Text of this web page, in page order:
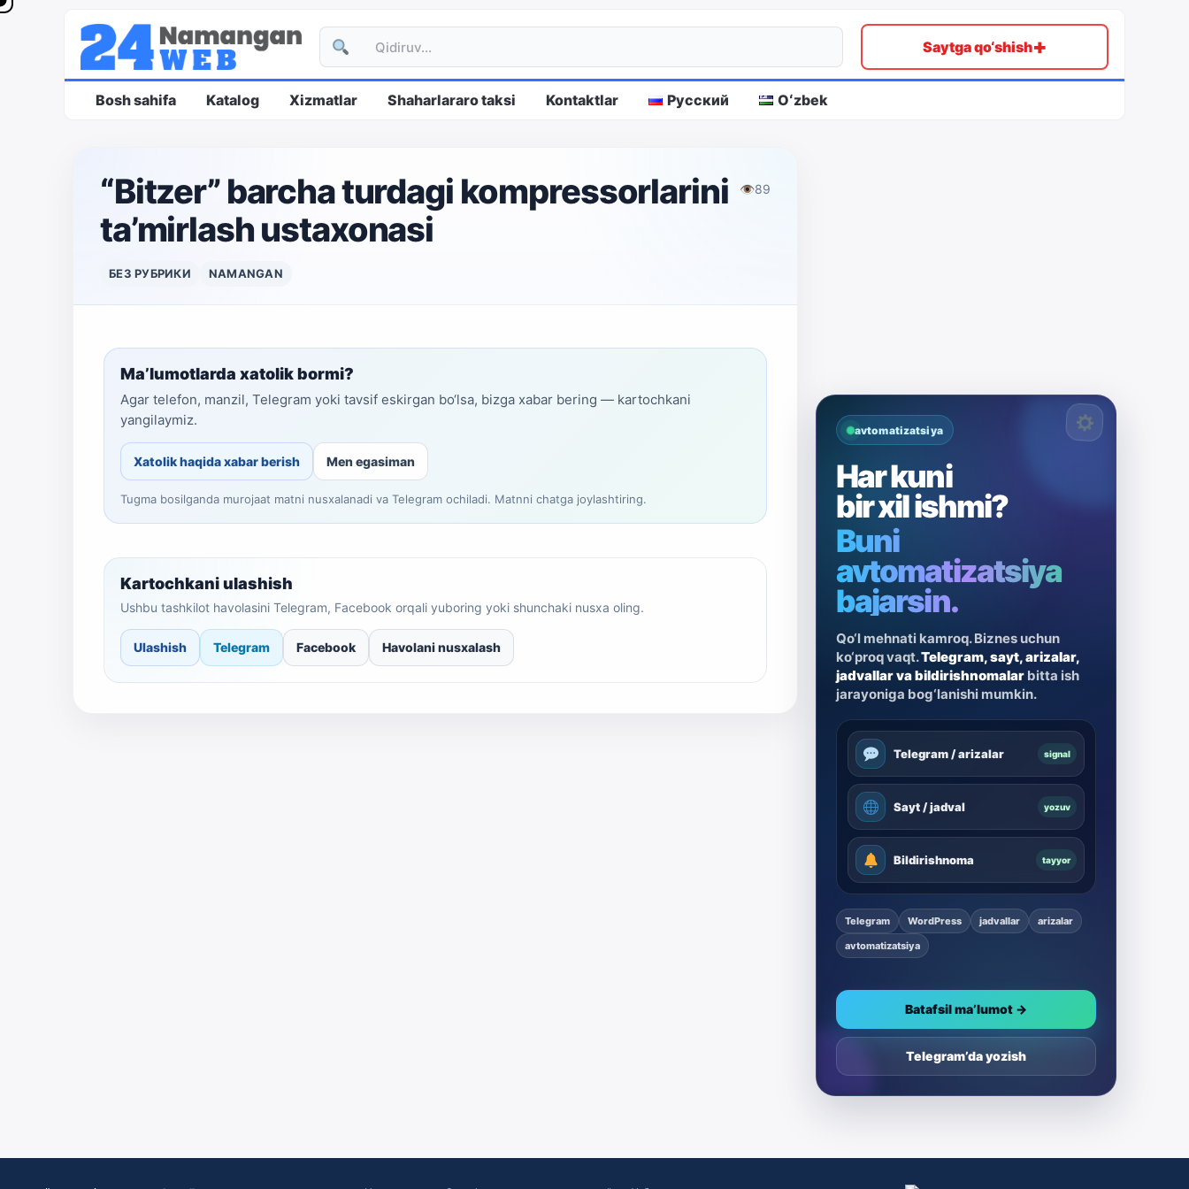
Saytga qo‘shish+
Bosh sahifa Katalog Xizmatlar Shaharlararo taksi Kontaktlar Русский Oʻzbek
“Bitzer” barcha turdagi kompressorlarini
ta’mirlash ustaxonasi
👁89
БЕЗ РУБРИКИ NAMANGAN
Ma’lumotlarda xatolik bormi?
Agar telefon, manzil, Telegram yoki tavsif eskirgan bo‘lsa, bizga xabar bering — kartochkani
yangilaymiz.
Xatolik haqida xabar berish Men egasiman
Tugma bosilganda murojaat matni nusxalanadi va Telegram ochiladi. Matnni chatga joylashtiring.
Kartochkani ulashish
Ushbu tashkilot havolasini Telegram, Facebook orqali yuboring yoki shunchaki nusxa oling.
Ulashish Telegram Facebook Havolani nusxalash
avtomatizatsiya
Har kuni
bir xil ishmi?
Buni
avtomatizatsiya
bajarsin.
Qo‘l mehnati kamroq. Biznes uchun
ko‘proq vaqt.Telegram, sayt, arizalar,
jadvallar va bildirishnomalar bitta ish
jarayoniga bog‘lanishi mumkin.
Telegram / arizalar signal
Sayt / jadval yozuv
Bildirishnoma tayyor
Telegram WordPress jadvallar
arizalar
avtomatizatsiya
Batafsil ma’lumot →
Telegram’da yozish